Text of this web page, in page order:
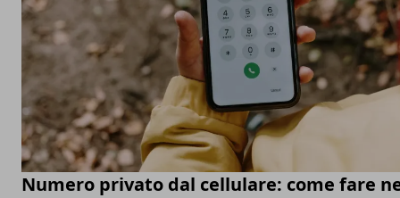
Numero privato dal cellulare: come fare